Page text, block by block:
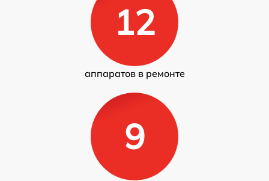
12
аппаратов в ремонте
9